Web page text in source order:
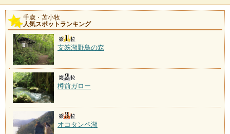
千歳・苫小牧
人気スポットランキング
支笏湖野鳥の森
樽前ガロー
オコタンペ湖